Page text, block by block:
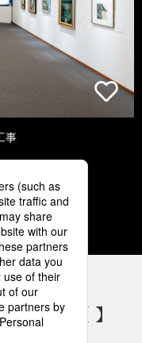
事
5
アカウント